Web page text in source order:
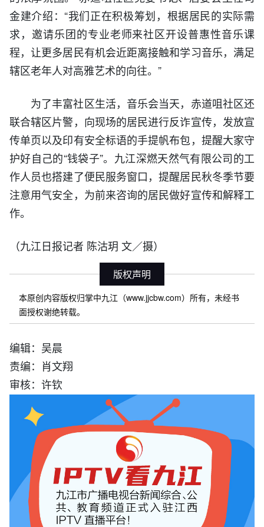
金建介绍：“我们正在积极筹划，根据居民的实际需
求，邀请乐团的专业老师来社区开设普惠性音乐课
程，让更多居民有机会近距离接触和学习音乐，满足
辖区老年人对高雅艺术的向往。”
为了丰富社区生活，音乐会当天，赤道咀社区还
联合辖区片警，向现场的居民进行反诈宣传，发放宣
传单页以及印有安全标语的手提帆布包，提醒大家守
护好自己的“钱袋子”。九江深燃天然气有限公司的工
作人员也搭建了便民服务窗口，提醒居民秋冬季节要
注意用气安全，为前来咨询的居民做好宣传和解释工
作。
（九江日报记者 陈沽玥 文／摄）
版权声明
本原创内容版权归掌中九江（www.jjcbw.com）所有，未经书
面授权谢绝转载。
编辑：吴晨
责编：肖文翔
审核：许钦